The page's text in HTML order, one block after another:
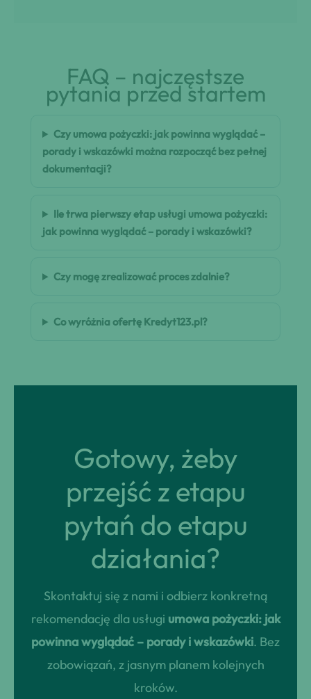
FAQ – najczęstsze
pytania przed startem
Czy umowa pożyczki: jak powinna wyglądać –
porady i wskazówki można rozpocząć bez pełnej
dokumentacji?
Ile trwa pierwszy etap usługi umowa pożyczki:
jak powinna wyglądać – porady i wskazówki?
Czy mogę zrealizować proces zdalnie?
Co wyróżnia ofertę Kredyt123.pl?
Gotowy, żeby
przejść z etapu
pytań do etapu
działania?
Skontaktuj się z nami i odbierz konkretną
rekomendację dla usługi umowa pożyczki: jak
powinna wyglądać – porady i wskazówki. Bez
zobowiązań, z jasnym planem kolejnych
kroków.